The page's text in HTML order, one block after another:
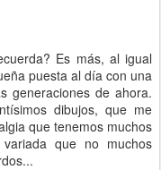
Es más, al igual
puesta al día con una
generaciones de ahora.
dibujos, que me
que tenemos muchos
que no muchos